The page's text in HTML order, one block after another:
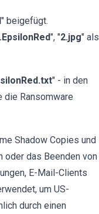
" beigefügt.
", "2.jpg" als
" - in den
die Ransomware
Shadow Copies und
oder das Beenden von
E-Mail-Clients
um US-
durch einen